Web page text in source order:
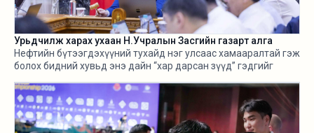
Урьдчилж харах ухаан Н.Учралын Засгийн газарт алга
Нефтийн бүтээгдэхүүний тухайд нэг улсаас хамааралтай гэж
болох бидний хувьд энэ дайн “хар дарсан зүүд” гэдгийг
бүхнийг бодитой тооцож, болзошгүй эрсдэл, хүндрэлийг
урьдчилж харж, хариу арга хэмжээ авах ухаан Н.Учралын
Засгийн газарт ч алга.